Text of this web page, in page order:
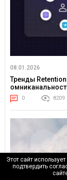
08.01.2026
Тренды
0 8209
Этот сайт
подтвердить